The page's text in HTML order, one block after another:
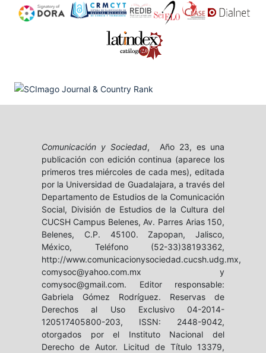
Comunicación y Sociedad, Año 23, es una
publicación con edición continua (aparece los
primeros tres miércoles de cada mes), editada
por la Universidad de Guadalajara, a través del
Departamento de Estudios de la Comunicación
Social, División de Estudios de la Cultura del
CUCSH Campus Belenes, Av. Parres Arias 150,
Belenes, C.P. 45100. Zapopan, Jalisco,
México, Teléfono (52-33)38193362,
http://www.comunicacionysociedad.cucsh.udg.mx,
comysoc@yahoo.com.mx y
comysoc@gmail.com. Editor responsable:
Gabriela Gómez Rodríguez. Reservas de
Derechos al Uso Exclusivo 04-2014-
120517405800-203, ISSN: 2448-9042,
otorgados por el Instituto Nacional del
Derecho de Autor. Licitud de Título 13379,